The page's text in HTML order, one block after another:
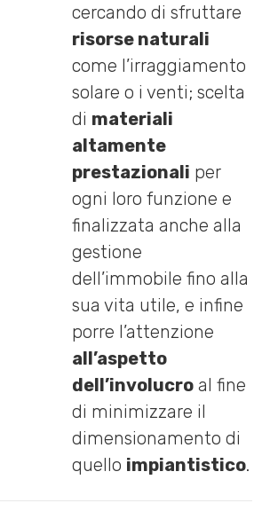
cercando di sfruttare
risorse naturali
come l’irraggiamento
solare o i venti; scelta
di materiali
altamente
prestazionali per
ogni loro funzione e
finalizzata anche alla
gestione
dell’immobile fino alla
sua vita utile, e infine
porre l’attenzione
all’aspetto
dell’involucro al fine
di minimizzare il
dimensionamento di
quello impiantistico.